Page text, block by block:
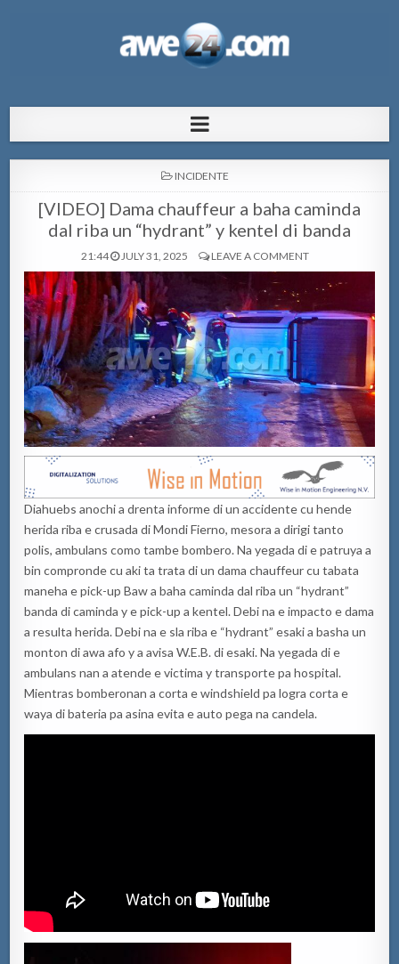
pa Aruba
POSTED
INCIDENTE
[VIDEO] Dama chauffeur a baha caminda
dal riba un “hydrant” y kentel di banda
21:44 JULY 31, 2025 LEAVE A COMMENT
Diahuebs anochi a drenta informe di un accidente cu hende
herida riba e crusada di Mondi Fierno, mesora a dirigi tanto
polis, ambulans como tambe bombero. Na yegada di e patruya a
bin compronde cu aki ta trata di un dama chauffeur cu tabata
maneha e pick-up Baw a baha caminda dal riba un “hydrant”
banda di caminda y e pick-up a kentel. Debi na e impacto e dama
a resulta herida. Debi na e sla riba e “hydrant” esaki a basha un
monton di awa afo y a avisa W.E.B. di esaki. Na yegada di e
ambulans nan a atende e victima y transporte pa hospital.
Mientras bomberonan a corta e windshield pa logra corta e
waya di bateria pa asina evita e auto pega na candela.